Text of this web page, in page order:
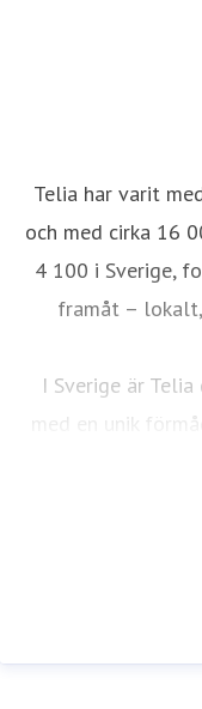
Telia har varit
och med cirka 16
4 100 i Sverige,
framåt –
I Sverige är
med en unik
robust, säker
landet. Från